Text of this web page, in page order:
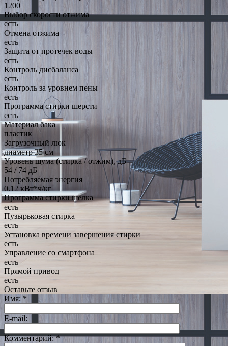
1200
Выбор скорости отжима
есть
Отмена отжима
есть
Защита от протечек воды
есть
Контроль дисбаланса
есть
Контроль за уровнем пены
есть
Программа стирки шерсти
есть
Материал бака
пластик
Загрузочный люк
диаметр 35 см
Уровень шума (стирка / отжим), дБ
54 / 74 дБ
Потребляемая энергия
0.12 кВт*ч/кг
Программа стирки шелка
есть
Пузырьковая стирка
есть
Установка времени завершения стирки
есть
Управление со смартфона
есть
Прямой привод
есть
Оставьте отзыв
Имя: *
E-mail:
Комментарий:*